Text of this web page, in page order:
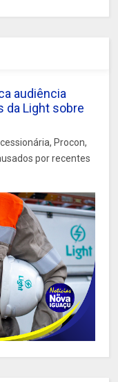
audiência
da Light sobre
Procon,
por recentes